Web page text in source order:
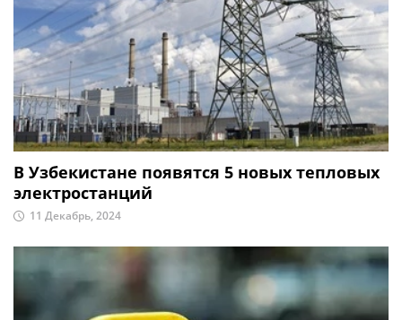
В Узбекистане появятся 5 новых тепловых
электростанций
11 Декабрь, 2024